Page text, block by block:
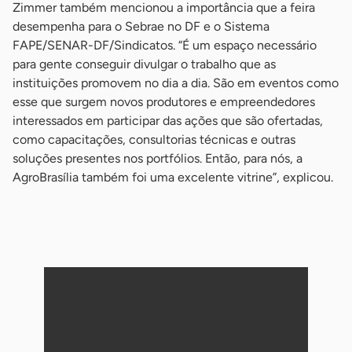
Zimmer também mencionou a importância que a feira
desempenha para o Sebrae no DF e o Sistema
FAPE/SENAR-DF/Sindicatos. “É um espaço necessário
para gente conseguir divulgar o trabalho que as
instituições promovem no dia a dia. São em eventos como
esse que surgem novos produtores e empreendedores
interessados em participar das ações que são ofertadas,
como capacitações, consultorias técnicas e outras
soluções presentes nos portfólios. Então, para nós, a
AgroBrasília também foi uma excelente vitrine”, explicou.